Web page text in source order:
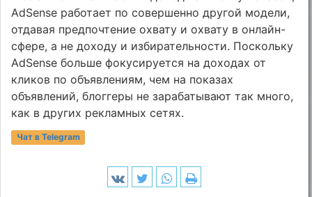
AdSense работает по совершенно другой модели,
отдавая предпочтение охвату и охвату в онлайн-
сфере, а не доходу и избирательности. Поскольку
AdSense больше фокусируется на доходах от
кликов по объявлениям, чем на показах
объявлений, блоггеры не зарабатывают так много,
как в других рекламных сетях.
Чат в Telegram